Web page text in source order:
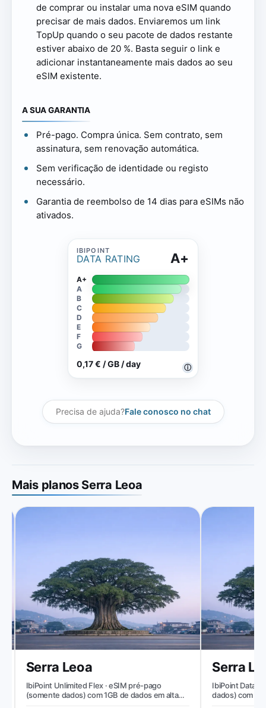
de comprar ou instalar uma nova eSIM quando
precisar de mais dados. Enviaremos um link
TopUp quando o seu pacote de dados restante
estiver abaixo de 20 %. Basta seguir o link e
adicionar instantaneamente mais dados ao seu
eSIM existente.
A SUA GARANTIA
Pré-pago. Compra única. Sem contrato, sem
assinatura, sem renovação automática.
Sem verificação de identidade ou registo
necessário.
Garantia de reembolso de 14 dias para eSIMs não
ativados.
DATA RATING
ⓘ
A+
A+
A
B
C
D
E
F
G
0,17 € / GB / day
Precisa de ajuda?Fale conosco no chat
Mais planos Serra Leoa
Serra Leoa
IbiPoint Unlimited Flex · eSIM pré-pago
(somente dados) com 1GB de dados em alta
Serra
IbiPoint Data
dados) com